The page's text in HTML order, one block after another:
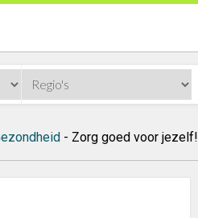
- Zorg goed voor jezelf!